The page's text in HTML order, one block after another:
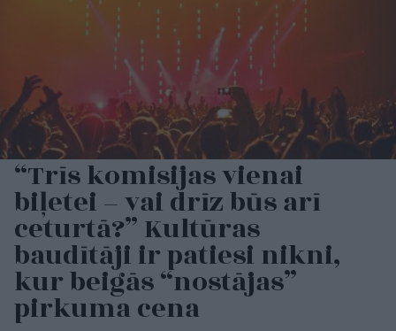
“Trīs komisijas vienai
biļetei – vai drīz būs arī
ceturtā?” Kultūras
baudītāji ir patiesi nikni,
kur beigās “nostājas”
pirkuma cena